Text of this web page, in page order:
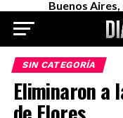
Buenos
SIN CATEGORÍA
Eliminaron a